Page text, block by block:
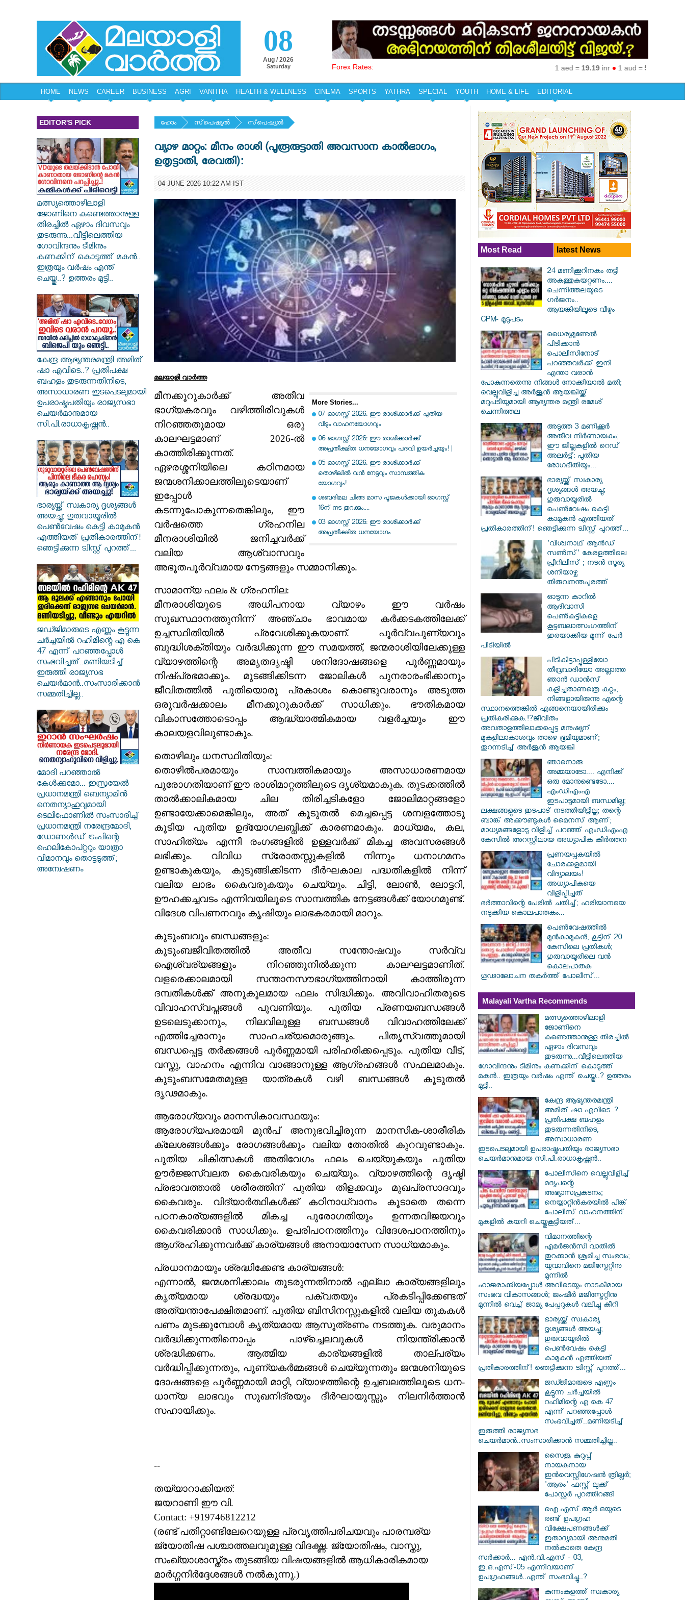
08
Aug / 2026
Saturday Forex Rates: 1 aed =19.19inr●1 aud =50.27inr
HOME NEWS CAREER BUSINESS AGRI VANITHA HEALTH & WELLNESS CINEMA SPORTS YATHRA SPECIAL YOUTH HOME & LIFE EDITORIAL
EDITOR'S PICK
മത്സ്യത്തൊഴിലാളി
ജോണിനെ കണ്ടെത്താനുള്ള
തിരച്ചിൽ ഏഴാം ദിവസവും
തുടരുന്നു...വീട്ടിലെത്തിയ
ഗോവിന്ദനും ടീമിനും
കണക്കിന് കൊടുത്ത് മകൻ..
ഇത്രയും വർഷം എന്ത്
ചെയ്തു..? ഉത്തരം മുട്ടി..
കേന്ദ്ര ആഭ്യന്തരമന്ത്രി അമിത്
ഷാ എവിടെ..? പ്രതിപക്ഷ
ബഹളം തുടരുന്നതിനിടെ,
അസാധാരണ ഇടപെടലുമായി
ഉപരാഷ്ട്രപതിയും രാജ്യസഭാ
ചെയർമാനുമായ
സി.പി.രാധാകൃഷ്ണൻ..
ഭാര്യയ്ക്ക് സ്വകാര്യ ദൃശ്യങ്ങൾ
അയച്ചു; ഗുരുവായൂരിൽ
പെൺവേഷം കെട്ടി കാമുകൻ
എത്തിയത് പ്രതികാരത്തിന്!
ഞെട്ടിക്കുന്ന ട്വിസ്റ്റ് പുറത്ത്...
ജഡ്ജിമാരുടെ എണ്ണം കൂട്ടുന്ന
ചർച്ചയിൽ റഹിമിന്റെ എ കെ
47 എന്ന് പറഞ്ഞപ്പോൾ
സംഭവിച്ചത്..മണിയടിച്ച്
ഇരുത്തി രാജ്യസഭ
ചെയർമാൻ..സംസാരിക്കാൻ
സമ്മതിച്ചില്ല..
മോദി പറഞ്ഞാൽ
കേൾക്കുമോ... ഇസ്രയേൽ
പ്രധാനമന്ത്രി ബെന്യാമിൻ
നെതന്യാഹുവുമായി
ടെലിഫോണിൽ സംസാരിച്ച്
പ്രധാനമന്ത്രി നരേന്ദ്രമോദി,
ഡോണൾഡ് ട്രംപിന്റെ
ഹെലികോപ്റ്ററും യാത്രാ
വിമാനവും തൊട്ടടുത്ത്;
അന്വേഷണം
ഹോം സ്‌പെഷ്യല്‍ സ്‌പെഷ്യല്‍
വ്യാഴ മാറ്റം: മീനം രാശി (പൂരൂരുട്ടാതി അവസാന കാൽഭാഗം,
ഉതൃട്ടാതി, രേവതി):
04 JUNE 2026 10:22 AM IST
മലയാളി വാര്‍ത്ത
More Stories...
07 ഓഗസ്റ്റ് 2026: ഈ രാശിക്കാർക്ക് പുതിയ
വീടും വാഹനയോഗവും
06 ഓഗസ്റ്റ് 2026: ഈ രാശിക്കാർക്ക്
അപ്രതീക്ഷിത ധനയോഗവും പദവി ഉയർച്ചയും! |
05 ഓഗസ്റ്റ് 2026: ഈ രാശിക്കാർക്ക്
തൊഴിലിൽ വൻ നേട്ടവും സാമ്പത്തിക
യോഗവും!
ശബരിമല ചിങ്ങ മാസ പൂജകൾക്കായി ഓഗസ്റ്റ്
16ന് നട തുറക്കും....
03 ഓഗസ്റ്റ് 2026: ഈ രാശിക്കാർക്ക്
അപ്രതീക്ഷിത ധനയോഗം
മീനക്കൂറുകാർക്ക് അതീവ
ഭാഗ്യകരവും വഴിത്തിരിവുകൾ
നിറഞ്ഞതുമായ ഒരു
കാലഘട്ടമാണ് 2026-ൽ
കാത്തിരിക്കുന്നത്.
ഏഴരശ്ശനിയിലെ കഠിനമായ
ജന്മശനിക്കാലത്തിലൂടെയാണ്
ഇപ്പോൾ
കടന്നുപോകുന്നതെങ്കിലും, ഈ
വർഷത്തെ ഗ്രഹനില
മീനരാശിയിൽ ജനിച്ചവർക്ക്
വലിയ ആശ്വാസവും
അഭൂതപൂർവ്വമായ നേട്ടങ്ങളും സമ്മാനിക്കും.
സാമാന്യ ഫലം & ഗ്രഹനില:
മീനരാശിയുടെ അധിപനായ വ്യാഴം ഈ വർഷം
സുഖസ്ഥാനത്തുനിന്ന് അഞ്ചാം ഭാവമായ കർക്കടകത്തിലേക്ക്
ഉച്ചസ്ഥിതിയിൽ പ്രവേശിക്കുകയാണ്. പൂർവ്വപുണ്യവും
ബുദ്ധിശക്തിയും വർദ്ധിക്കുന്ന ഈ സമയത്ത്, ജന്മരാശിയിലേക്കുള്ള
വ്യാഴത്തിന്റെ അമൃതദൃഷ്ടി ശനിദോഷങ്ങളെ പൂർണ്ണമായും
നിഷ്പ്രഭമാക്കും. മുടങ്ങിക്കിടന്ന ജോലികൾ പുനരാരംഭിക്കാനും
ജീവിതത്തിൽ പുതിയൊരു പ്രകാശം കൊണ്ടുവരാനും അടുത്ത
ഒരുവർഷക്കാലം മീനക്കൂറുകാർക്ക് സാധിക്കും. ഭൗതികമായ
വികാസത്തോടൊപ്പം ആദ്ധ്യാത്മികമായ വളർച്ചയും ഈ
കാലയളവിലുണ്ടാകും.
തൊഴിലും ധനസ്ഥിതിയും:
തൊഴിൽപരമായും സാമ്പത്തികമായും അസാധാരണമായ
പുരോഗതിയാണ് ഈ രാശിമാറ്റത്തിലൂടെ ദൃശ്യമാകുക. തുടക്കത്തിൽ
താൽക്കാലികമായ ചില തിരിച്ചടികളോ ജോലിമാറ്റങ്ങളോ
ഉണ്ടായേക്കാമെങ്കിലും, അത് കൂടുതൽ മെച്ചപ്പെട്ട ശമ്പളത്തോടു
കൂടിയ പുതിയ ഉദ്യോഗലബ്ധിക്ക് കാരണമാകും. മാധ്യമം, കല,
സാഹിത്യം എന്നീ രംഗങ്ങളിൽ ഉള്ളവർക്ക് മികച്ച അവസരങ്ങൾ
ലഭിക്കും. വിവിധ സ്രോതസ്സുകളിൽ നിന്നും ധനാഗമനം
ഉണ്ടാകുകയും, കുടുങ്ങിക്കിടന്ന ദീർഘകാല പദ്ധതികളിൽ നിന്ന്
വലിയ ലാഭം കൈവരുകയും ചെയ്യും. ചിട്ടി, ലോൺ, ലോട്ടറി,
ഊഹക്കച്ചവടം എന്നിവയിലൂടെ സാമ്പത്തിക നേട്ടങ്ങൾക്ക് യോഗമുണ്ട്.
വിദേശ വിപണനവും കൃഷിയും ലാഭകരമായി മാറും.
കുടുംബവും ബന്ധങ്ങളും:
കുടുംബജീവിതത്തിൽ അതീവ സന്തോഷവും സർവ്വ
ഐശ്വര്യങ്ങളും നിറഞ്ഞുനിൽക്കുന്ന കാലഘട്ടമാണിത്.
വളരെക്കാലമായി സന്താനസൗഭാഗ്യത്തിനായി കാത്തിരുന്ന
ദമ്പതികൾക്ക് അനുകൂലമായ ഫലം സിദ്ധിക്കും. അവിവാഹിതരുടെ
വിവാഹസ്വപ്നങ്ങൾ പൂവണിയും. പുതിയ പ്രണയബന്ധങ്ങൾ
ഉടലെടുക്കാനും, നിലവിലുള്ള ബന്ധങ്ങൾ വിവാഹത്തിലേക്ക്
എത്തിച്ചേരാനും സാഹചര്യമൊരുങ്ങും. പിതൃസ്വത്തുമായി
ബന്ധപ്പെട്ട തർക്കങ്ങൾ പൂർണ്ണമായി പരിഹരിക്കപ്പെടും. പുതിയ വീട്,
വസ്തു, വാഹനം എന്നിവ വാങ്ങാനുള്ള ആഗ്രഹങ്ങൾ സഫലമാകും.
കുടുംബസമേതമുള്ള യാത്രകൾ വഴി ബന്ധങ്ങൾ കൂടുതൽ
ദൃഢമാകും.
ആരോഗ്യവും മാനസികാവസ്ഥയും:
ആരോഗ്യപരമായി മുൻപ് അനുഭവിച്ചിരുന്ന മാനസിക-ശാരീരിക
ക്ലേശങ്ങൾക്കും രോഗങ്ങൾക്കും വലിയ തോതിൽ കുറവുണ്ടാകും.
പുതിയ ചികിത്സകൾ അതിവേഗം ഫലം ചെയ്യുകയും പുതിയ
ഊർജ്ജസ്വലത കൈവരികയും ചെയ്യും. വ്യാഴത്തിന്റെ ദൃഷ്ടി
പ്രഭാവത്താൽ ശരീരത്തിന് പുതിയ തിളക്കവും മുഖപ്രസാദവും
കൈവരും. വിദ്യാർത്ഥികൾക്ക് കഠിനാധ്വാനം കൂടാതെ തന്നെ
പഠനകാര്യങ്ങളിൽ മികച്ച പുരോഗതിയും ഉന്നതവിജയവും
കൈവരിക്കാൻ സാധിക്കും. ഉപരിപഠനത്തിനും വിദേശപഠനത്തിനും
ആഗ്രഹിക്കുന്നവർക്ക് കാര്യങ്ങൾ അനായാസേന സാധ്യമാകും.
പ്രധാനമായും ശ്രദ്ധിക്കേണ്ട കാര്യങ്ങൾ:
എന്നാൽ, ജന്മശനിക്കാലം തുടരുന്നതിനാൽ എല്ലാ കാര്യങ്ങളിലും
കൃത്യമായ ശ്രദ്ധയും പക്വതയും പ്രകടിപ്പിക്കേണ്ടത്
അത്യന്താപേക്ഷിതമാണ്. പുതിയ ബിസിനസ്സുകളിൽ വലിയ തുകകൾ
പണം മുടക്കുമ്പോൾ കൃത്യമായ ആസൂത്രണം നടത്തുക. വരുമാനം
വർദ്ധിക്കുന്നതിനൊപ്പം പാഴ്ച്ചെലവുകൾ നിയന്ത്രിക്കാൻ
ശ്രദ്ധിക്കണം. ആത്മീയ കാര്യങ്ങളിൽ താല്പര്യം
വർദ്ധിപ്പിക്കുന്നതും, പുണ്യകർമ്മങ്ങൾ ചെയ്യുന്നതും ജന്മശനിയുടെ
ദോഷങ്ങളെ പൂർണ്ണമായി മാറ്റി, വ്യാഴത്തിന്റെ ഉച്ചബലത്തിലൂടെ ധന-
ധാന്യ ലാഭവും സുഖനിദ്രയും ദീർഘായുസ്സും നിലനിർത്താൻ
സഹായിക്കും.
--
തയ്യാറാക്കിയത്:
ജയറാണി ഈ വി.
Contact: +919746812212
(രണ്ട് പതിറ്റാണ്ടിലേറെയുള്ള പ്രവൃത്തിപരിചയവും പാരമ്പര്യ
ജ്യോതിഷ പശ്ചാത്തലവുമുള്ള വിദഗ്ദ്ധ. ജ്യോതിഷം, വാസ്തു,
സംഖ്യാശാസ്ത്രം തുടങ്ങിയ വിഷയങ്ങളിൽ ആധികാരികമായ
മാർഗ്ഗനിർദ്ദേശങ്ങൾ നൽകുന്നു.)
Most Read latest News
24 മണിക്കൂറിനകം തട്ടി
അകത്തുകയറ്റണം....
ചെന്നിത്തലയുടെ
ഗർജനം..
ആയങ്കിയിലൂടെ വീഴും
CPM- മൂടുപടം
ധൈര്യമുണ്ടേൽ
പിടിക്കാൻ
പൊലീസിനോട്
പറഞ്ഞവർക്ക് ഇനി
എന്താ വരാൻ
പോകുന്നതെന്നു നിങ്ങൾ നോക്കിയാൽ മതി;
വെല്ലുവിളിച്ച അർജുൻ ആയങ്കിയ്ക്ക്
മറുപടിയുമായി ആഭ്യന്തര മന്ത്രി രമേശ്
ചെന്നിത്തല
അടുത്ത 3 മണിക്കൂർ
അതീവ നിർണായകം;
ഈ ജില്ലകളിൽ റെഡ്
അലർട്ട്: പുതിയ
രോഗഭീതിയും...
ഭാര്യയ്ക്ക് സ്വകാര്യ
ദൃശ്യങ്ങൾ അയച്ചു;
ഗുരുവായൂരിൽ
പെൺവേഷം കെട്ടി
കാമുകൻ എത്തിയത്
പ്രതികാരത്തിന്! ഞെട്ടിക്കുന്ന ട്വിസ്റ്റ് പുറത്ത്...
'വിശ്വനാഥ് ആന്‍ഡ്
സണ്‍സ്' കേരളത്തിലെ
പ്രീറിലീസ് ; നടന്‍ സൂര്യ
ശനിയാഴ്ച
തിരുവനന്തപുരത്ത്
ഓടുന്ന കാറില്‍
ആദിവാസി
പെണ്‍കുട്ടികളെ
കൂട്ടബലാത്സംഗത്തിന്
ഇരയാക്കിയ മൂന്ന് പേര്‍
പിടിയില്‍
പിടികിട്ടാപ്പുള്ളിയോ
തീവ്രവാദിയോ അല്ലാത്ത
ഞാൻ ഡാൻസ്
കളിച്ചതാണത്രെ കുറ്റം;
നിങ്ങളായിരുന്നു എന്റെ
സ്ഥാനത്തെങ്കിൽ എങ്ങനെയായിരിക്കും
പ്രതികരിക്കുക.!?ജീവിതം
അവതാളത്തിലാക്കപ്പെട്ട മനുഷ്യന്
മുകളിലാകാശവും താഴെ ഭൂമിയുമാണ്;
തുറന്നടിച്ച് അർജുൻ ആയങ്കി
ഞാനൊരു
അമ്മയാടോ.... എനിക്ക്
ഒരു മോനുണ്ടെടോ....
എംഡിഎംഎ
ഇടപാടുമായി ബന്ധമില്ല;
ലക്ഷങ്ങളുടെ ഇടപാട് നടത്തിയിട്ടില്ല; തന്റെ
ബാങ്ക് അക്കൗണ്ടുകൾ മൈനസ് ആണ്;
മാധ്യമങ്ങളോടു വിളിച്ച് പറഞ്ഞ് എംഡിഎംഎ
കേസിൽ അറസ്റ്റിലായ അധ്യാപിക കീർത്തന
പ്രണയപ്പകയിൽ
ചോരക്കളമായി
വിദ്യാലയം!
അധ്യാപികയെ
വിളിപ്പിച്ചത്
ഭർത്താവിന്റെ പേരിൽ ചതിച്ച്; ഹരിയാനയെ
നടുക്കിയ കൊലപാതകം...
പെൺവേഷത്തിൽ
മുൻകാമുകൻ, കൂട്ടിന് 20
കേസിലെ പ്രതികൾ;
ഗുരുവായൂരിലെ വൻ
കൊലപാതക
ഗൂഢാലോചന തകർത്ത് പോലീസ്...
Malayali Vartha Recommends
മത്സ്യത്തൊഴിലാളി
ജോണിനെ
കണ്ടെത്താനുള്ള തിരച്ചിൽ
ഏഴാം ദിവസവും
തുടരുന്നു...വീട്ടിലെത്തിയ
ഗോവിന്ദനും ടീമിനും കണക്കിന് കൊടുത്ത്
മകൻ.. ഇത്രയും വർഷം എന്ത് ചെയ്തു..? ഉത്തരം
മുട്ടി..
കേന്ദ്ര ആഭ്യന്തരമന്ത്രി
അമിത് ഷാ എവിടെ..?
പ്രതിപക്ഷ ബഹളം
തുടരുന്നതിനിടെ,
അസാധാരണ
ഇടപെടലുമായി ഉപരാഷ്ട്രപതിയും രാജ്യസഭാ
ചെയർമാനുമായ സി.പി.രാധാകൃഷ്ണൻ..
പോലീസിനെ വെല്ലുവിളിച്ച്
മദ്യപന്റെ
അഭ്യാസപ്രകടനം;
നെയ്യാറ്റിൻകരയിൽ പിങ്ക്
പോലീസ് വാഹനത്തിന്
മുകളിൽ കയറി ചെയ്തുകൂട്ടിയത്...
വിമാനത്തിന്റെ
എമർജൻസി വാതിൽ
തുറക്കാൻ ശ്രമിച്ച സംഭവം;
യുവാവിനെ മജിസ്ട്രേറ്റിനു
മുന്നിൽ
ഹാജരാക്കിയപ്പോൾ അവിടെയും നാടകീമായ
സംഭവ വികാസങ്ങൾ; ജംഷീർ മജിസ്ട്രേറ്റിനു
മുന്നിൽ വെച്ച് ജാമ്യ പേപ്പറുകൾ വലിച്ചു കീറി
ഭാര്യയ്ക്ക് സ്വകാര്യ
ദൃശ്യങ്ങൾ അയച്ചു;
ഗുരുവായൂരിൽ
പെൺവേഷം കെട്ടി
കാമുകൻ എത്തിയത്
പ്രതികാരത്തിന്! ഞെട്ടിക്കുന്ന ട്വിസ്റ്റ് പുറത്ത്...
ജഡ്ജിമാരുടെ എണ്ണം
കൂട്ടുന്ന ചർച്ചയിൽ
റഹിമിന്റെ എ കെ 47
എന്ന് പറഞ്ഞപ്പോൾ
സംഭവിച്ചത്..മണിയടിച്ച്
ഇരുത്തി രാജ്യസഭ
ചെയർമാൻ..സംസാരിക്കാൻ സമ്മതിച്ചില്ല..
സൈജു കുറുപ്പ്
നായകനായ
ഇൻവെസ്റ്റിഗേഷൻ ത്രില്ലർ;
'ആരം' ഫസ്റ്റ് ലുക്ക്
പോസ്റ്റർ പുറത്തിറങ്ങി
ഐ.എസ്.ആർ.ഒയുടെ
രണ്ട് ഉപഗ്രഹ
വിക്ഷേപണങ്ങൾക്ക്
ഇതാദ്യമായി അനുമതി
നൽകാതെ കേന്ദ്ര
സർക്കാർ... എൻ.വി.എസ് - 03,
ഇ.ഒ.എസ്-05 എന്നിവയാണ്
ഉപഗ്രഹങ്ങൾ..എന്ത് സംഭവിച്ചു..?
കുന്നംകുളത്ത് സ്വകാര്യ